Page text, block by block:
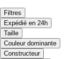
Filtres
Expédié en 24h
Taille
Couleur dominante
Constructeur